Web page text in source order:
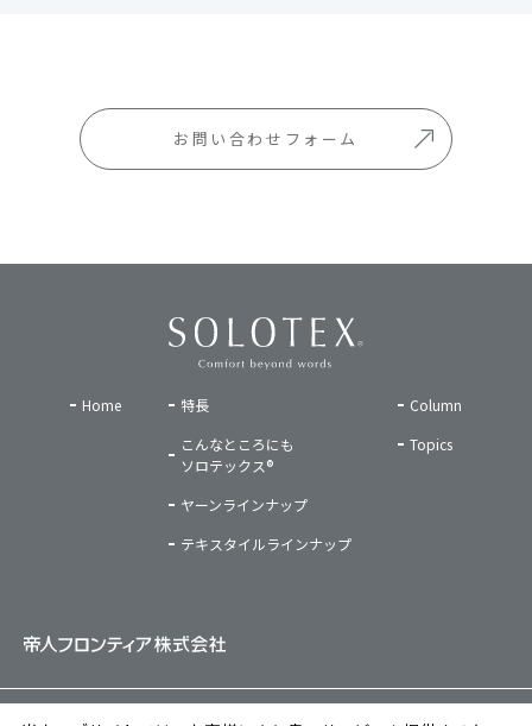
お問い合わせフォーム
Home
特長
こんなところにも
ソロテックス®
ヤーンラインナップ
テキスタイルラインナップ
Column
Topics
ご利用条件 プライバシーポリシー ソーシャルメディアポリシー